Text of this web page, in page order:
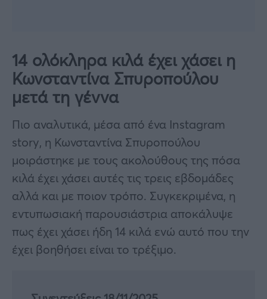
14 ολόκληρα κιλά έχει χάσει η
Κωνσταντίνα Σπυροπούλου
μετά τη γέννα
Πιο αναλυτικά, μέσα από ένα Instagram
story, η Κωνσταντίνα Σπυροπούλου
μοιράστηκε με τους ακολούθους της πόσα
κιλά έχει χάσει αυτές τις τρεις εβδομάδες
αλλά και με ποιον τρόπο. Συγκεκριμένα, η
εντυπωσιακή παρουσιάστρια αποκάλυψε
πως έχει χάσει ήδη 14 κιλά ενώ αυτό που την
έχει βοηθήσει είναι το τρέξιμο.